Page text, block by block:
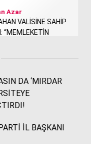
Azar
VALİSİNE SAHİP
“MEMLEKETİN
ETTİ?”
DA ‘MIRDAR
İL BAŞKANI